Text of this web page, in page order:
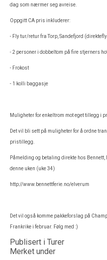
dag som nærmer seg avreise.
Oppgitt CA pris inkluderer:
- Fly tur/retur fra Torp, Sandefjord
- 2 personer i dobbeltom på fire stjerners
- Frokost
- 1 kolli baggasje
Muligheter for enkeltrom mot eget tillegg i
Det vil bli sett på muligheter for å ordne
pristillegg.
Påmelding og betaling direkte hos
denne uken (uke 34)
http://www.bennettferie.no/elverum
Det vil også komme pakkeforslag på
Frankrike i februar. Følg med :)
Publisert i Turer
Merket under